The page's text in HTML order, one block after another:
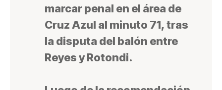
marcar penal en el área de
Cruz Azul al minuto 71, tras
la disputa del balón entre
Reyes y Rotondi.